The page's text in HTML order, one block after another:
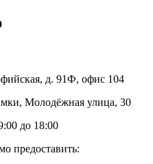
д. 91Ф, офис 104
Молодёжная улица, 30
до 18:00
предоставить: